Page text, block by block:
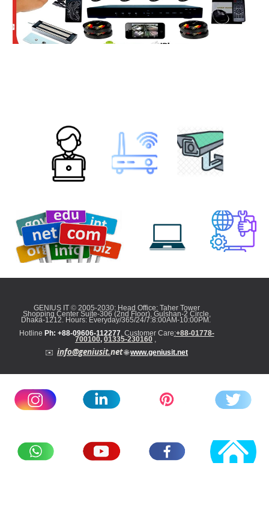
GENIUS IT © 2005-2030: Head Office: Taher Tower
Shopping Center Suite-306 (2nd Floor), Gulshan-2 Circle,
Dhaka-1212. Hours: Everyday/365/24/7:8:00AM-10:00PM .
Hotline Ph: +88-09606-112277, Customer Care:+88-01778-
700100, 01335-230160 ,
✉️ info@geniusit.net 🌐www.geniusit.net